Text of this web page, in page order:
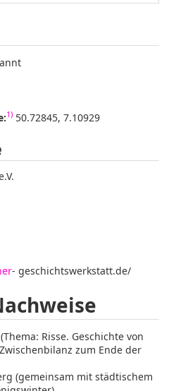
1) 50.72845, 7.10929
- geschichtswerkstatt.de/
Risse. Geschichte von
zum Ende der
(gemeinsam mit städtischem